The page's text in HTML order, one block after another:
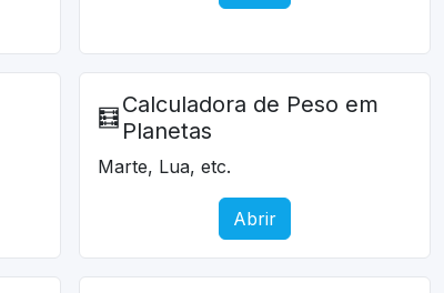
🧮 Calculadora de Peso em
Planetas
Marte, Lua, etc.
Abrir